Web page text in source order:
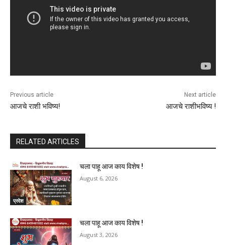
Previous article
आजचे राशी भविष्य!
Next article
आजचे राशीभविष्य !
RELATED ARTICLES
प्रदेश
चला पाहू आज काय विशेष !
August 6, 2026
चला पाहू आज काय विशेष !
August 3, 2026